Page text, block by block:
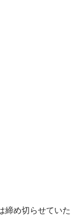
め切らせていた